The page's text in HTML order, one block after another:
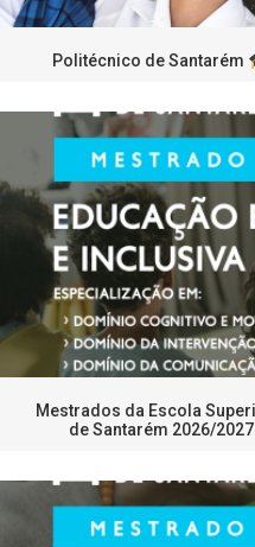
Politécnico de Santarém
Mestrados da Escola
de Santarém 2026/